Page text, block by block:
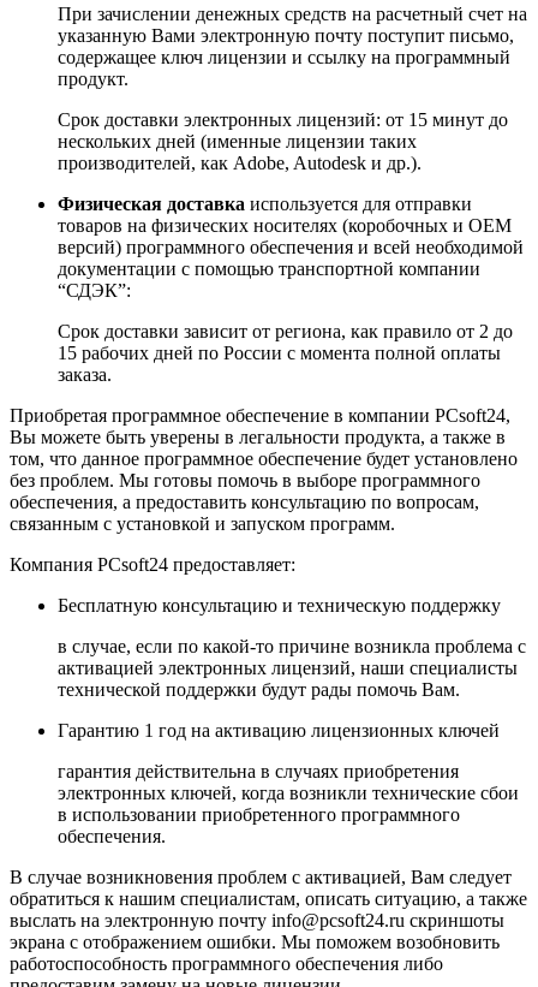
При зачислении денежных средств на расчетный счет на
указанную Вами электронную почту поступит письмо,
содержащее ключ лицензии и ссылку на программный
продукт.
Срок доставки электронных лицензий: от 15 минут до
нескольких дней (именные лицензии таких
производителей, как Adobe, Autodesk и др.).
Физическая доставка используется для отправки
товаров на физических носителях (коробочных и ОЕМ
версий) программного обеспечения и всей необходимой
документации с помощью транспортной компании
“СДЭК”:
Срок доставки зависит от региона, как правило от 2 до
15 рабочих дней по России с момента полной оплаты
заказа.
Приобретая программное обеспечение в компании PCsoft24,
Вы можете быть уверены в легальности продукта, а также в
том, что данное программное обеспечение будет установлено
без проблем. Мы готовы помочь в выборе программного
обеспечения, а предоставить консультацию по вопросам,
связанным с установкой и запуском программ.
Компания PCsoft24 предоставляет:
Бесплатную консультацию и техническую поддержку
в случае, если по какой-то причине возникла проблема с
активацией электронных лицензий, наши специалисты
технической поддержки будут рады помочь Вам.
Гарантию 1 год на активацию лицензионных ключей
гарантия действительна в случаях приобретения
электронных ключей, когда возникли технические сбои
в использовании приобретенного программного
обеспечения.
В случае возникновения проблем с активацией, Вам следует
обратиться к нашим специалистам, описать ситуацию, а также
выслать на электронную почту info@pcsoft24.ru скриншоты
экрана с отображением ошибки. Мы поможем возобновить
работоспособность программного обеспечения либо